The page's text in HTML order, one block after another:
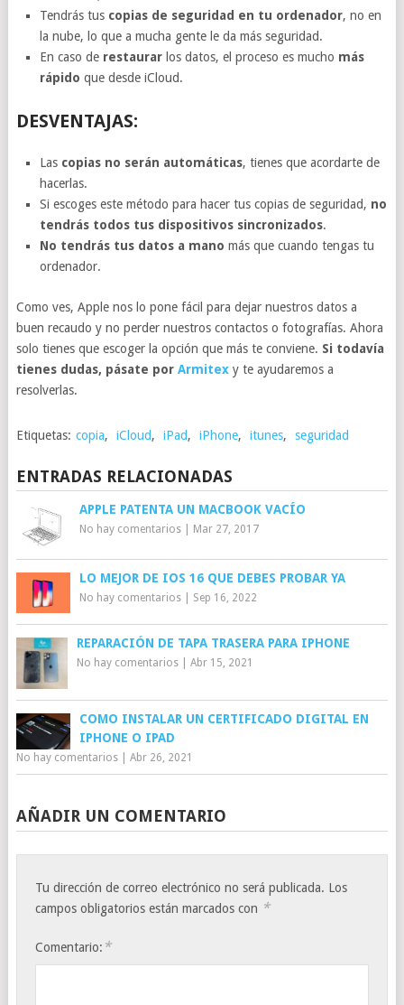
Tendrás tus copias de seguridad en tu ordenador, no en
la nube, lo que a mucha gente le da más seguridad.
En caso de restaurar los datos, el proceso es mucho más
rápido que desde iCloud.
DESVENTAJAS:
Las copias no serán automáticas, tienes que acordarte de
hacerlas.
Si escoges este método para hacer tus copias de seguridad, no
tendrás todos tus dispositivos sincronizados.
No tendrás tus datos a mano más que cuando tengas tu
ordenador.
Como ves, Apple nos lo pone fácil para dejar nuestros datos a
buen recaudo y no perder nuestros contactos o fotografías. Ahora
solo tienes que escoger la opción que más te conviene. Si todavía
tienes dudas, pásate por Armitexy te ayudaremos a
resolverlas.
Etiquetas: copia, iCloud, iPad, iPhone, itunes, seguridad
ENTRADAS RELACIONADAS
APPLE PATENTA UN MACBOOK VACÍO
No hay comentarios| Mar 27, 2017
LO MEJOR DE IOS 16 QUE DEBES PROBAR YA
No hay comentarios| Sep 16, 2022
REPARACIÓN DE TAPA TRASERA PARA IPHONE
No hay comentarios| Abr 15, 2021
COMO INSTALAR UN CERTIFICADO DIGITAL EN
IPHONE O IPAD
No hay comentarios| Abr 26, 2021
AÑADIR UN COMENTARIO
Tu dirección de correo electrónico no será publicada. Los
campos obligatorios están marcados con *
Comentario: *